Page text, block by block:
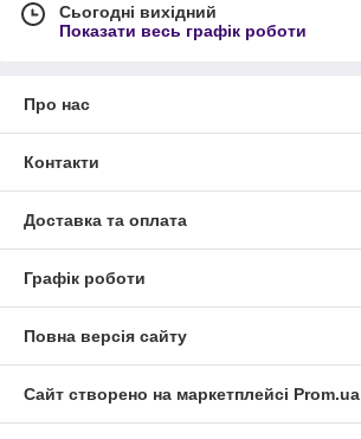
Сьогодні вихідний
Показати весь графік роботи
Про нас
Контакти
Доставка та оплата
Графік роботи
Повна версія сайту
Сайт створено на маркетплейсі Prom.ua